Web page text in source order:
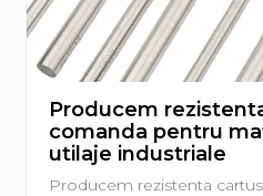
Producem
comanda pentru
utilaje industriale
Producem rezistenta